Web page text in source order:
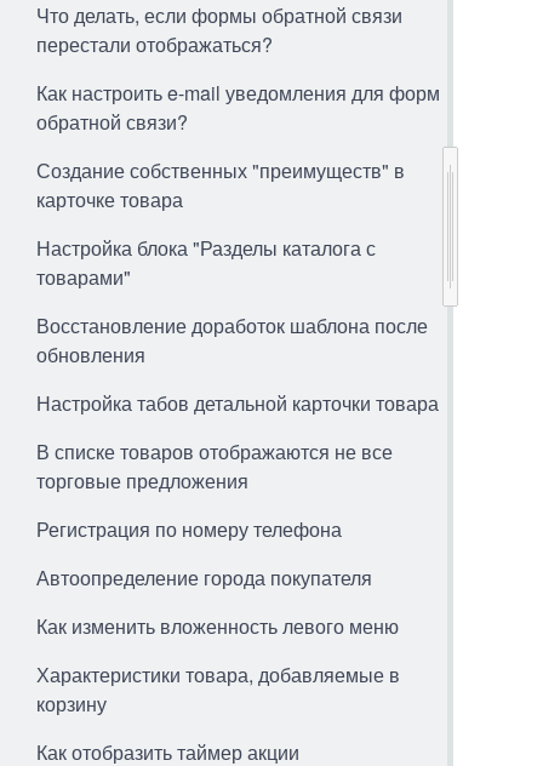
Что делать, если формы обратной связи
перестали отображаться?
Как настроить e-mail уведомления для форм
обратной связи?
Создание собственных "преимуществ" в
карточке товара
Настройка блока "Разделы каталога с
товарами"
Восстановление доработок шаблона после
обновления
Настройка табов детальной карточки товара
В списке товаров отображаются не все
торговые предложения
Регистрация по номеру телефона
Автоопределение города покупателя
Как изменить вложенность левого меню
Характеристики товара, добавляемые в
корзину
Как отобразить таймер акции